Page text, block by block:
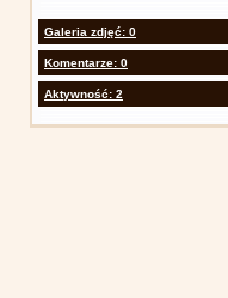
Galeria zdjęć: 0
Komentarze: 0
Aktywność: 2